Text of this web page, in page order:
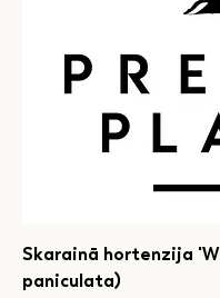
Skarainā hortenzija
paniculata)